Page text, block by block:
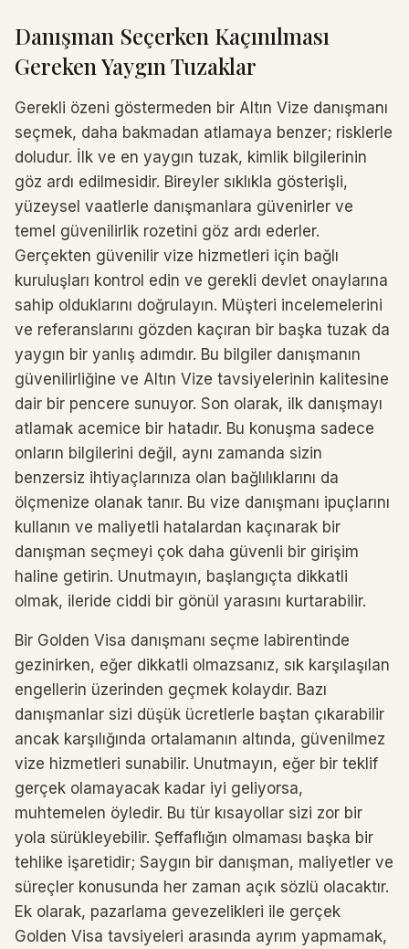
Danışman Seçerken Kaçınılması
Gereken Yaygın Tuzaklar
Gerekli özeni göstermeden bir Altın Vize danışmanı
seçmek, daha bakmadan atlamaya benzer; risklerle
doludur. İlk ve en yaygın tuzak, kimlik bilgilerinin
göz ardı edilmesidir. Bireyler sıklıkla gösterişli,
yüzeysel vaatlerle danışmanlara güvenirler ve
temel güvenilirlik rozetini göz ardı ederler.
Gerçekten güvenilir vize hizmetleri için bağlı
kuruluşları kontrol edin ve gerekli devlet onaylarına
sahip olduklarını doğrulayın. Müşteri incelemelerini
ve referanslarını gözden kaçıran bir başka tuzak da
yaygın bir yanlış adımdır. Bu bilgiler danışmanın
güvenilirliğine ve Altın Vize tavsiyelerinin kalitesine
dair bir pencere sunuyor. Son olarak, ilk danışmayı
atlamak acemice bir hatadır. Bu konuşma sadece
onların bilgilerini değil, aynı zamanda sizin
benzersiz ihtiyaçlarınıza olan bağlılıklarını da
ölçmenize olanak tanır. Bu vize danışmanı ipuçlarını
kullanın ve maliyetli hatalardan kaçınarak bir
danışman seçmeyi çok daha güvenli bir girişim
haline getirin. Unutmayın, başlangıçta dikkatli
olmak, ileride ciddi bir gönül yarasını kurtarabilir.
Bir Golden Visa danışmanı seçme labirentinde
gezinirken, eğer dikkatli olmazsanız, sık karşılaşılan
engellerin üzerinden geçmek kolaydır. Bazı
danışmanlar sizi düşük ücretlerle baştan çıkarabilir
ancak karşılığında ortalamanın altında, güvenilmez
vize hizmetleri sunabilir. Unutmayın, eğer bir teklif
gerçek olamayacak kadar iyi geliyorsa,
muhtemelen öyledir. Bu tür kısayollar sizi zor bir
yola sürükleyebilir. Şeffaflığın olmaması başka bir
tehlike işaretidir; Saygın bir danışman, maliyetler ve
süreçler konusunda her zaman açık sözlü olacaktır.
Ek olarak, pazarlama gevezelikleri ile gerçek
Golden Visa tavsiyeleri arasında ayrım yapmamak,